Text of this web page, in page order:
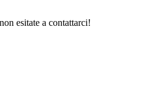
esitate a contattarci!